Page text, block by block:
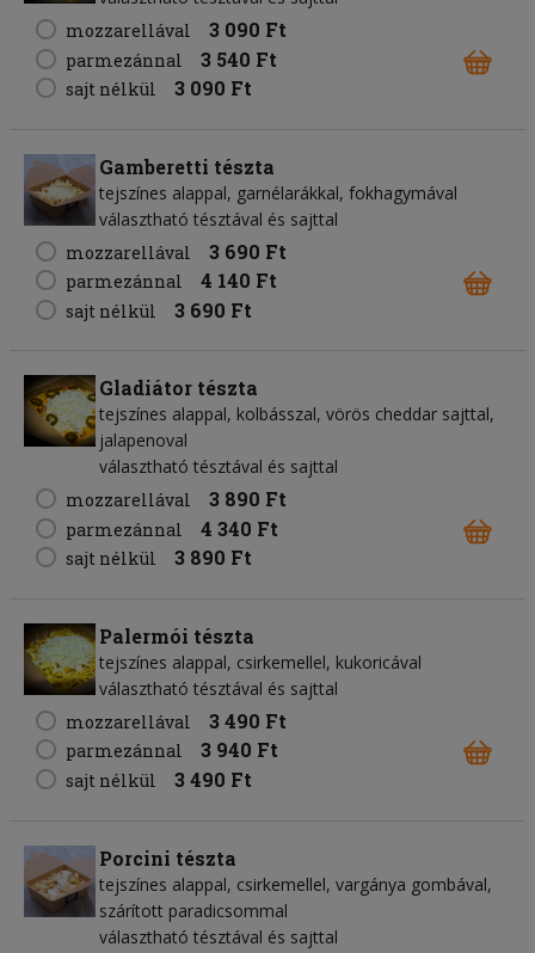
mozzarellával
3 090 Ft
parmezánnal 3 540 Ft
sajt nélkül 3 090 Ft
Gamberetti tészta
tejszínes alappal, garnélarákkal, fokhagymával
választható tésztával és sajttal
mozzarellával
3 690 Ft
parmezánnal 4 140 Ft
sajt nélkül 3 690 Ft
Gladiátor tészta
tejszínes alappal, kolbásszal, vörös cheddar sajttal,
jalapenoval
választható tésztával és sajttal
mozzarellával
3 890 Ft
parmezánnal 4 340 Ft
sajt nélkül 3 890 Ft
Palermói tészta
tejszínes alappal, csirkemellel, kukoricával
választható tésztával és sajttal
mozzarellával
3 490 Ft
parmezánnal 3 940 Ft
sajt nélkül 3 490 Ft
Porcini tészta
tejszínes alappal, csirkemellel, vargánya gombával,
szárított paradicsommal
választható tésztával és sajttal